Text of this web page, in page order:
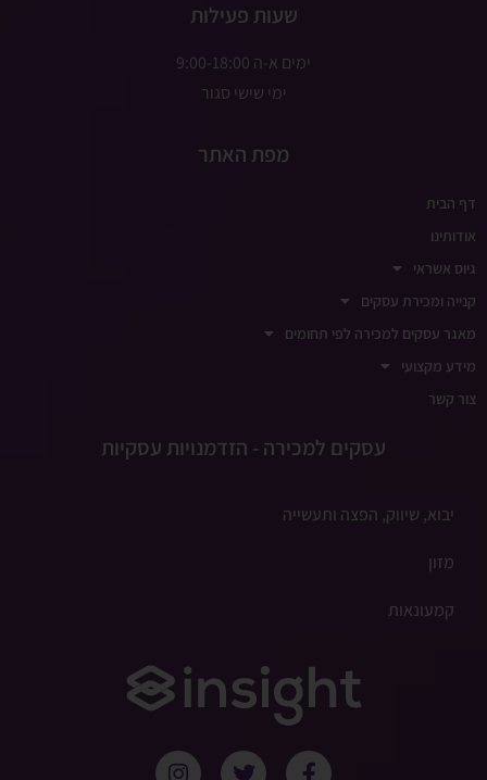
שעות פעילות
ימים א-ה 9:00-18:00
ימי שישי סגור
מפת האתר
דף הבית
אודותינו
גיוס אשראי
קנייה ומכירת עסקים
מאגר עסקים למכירה לפי תחומים
מידע מקצועי
צור קשר
עסקים למכירה - הזדמנויות עסקיות
יבוא, שיווק, הפצה ותעשייה
מזון
קמעונאות